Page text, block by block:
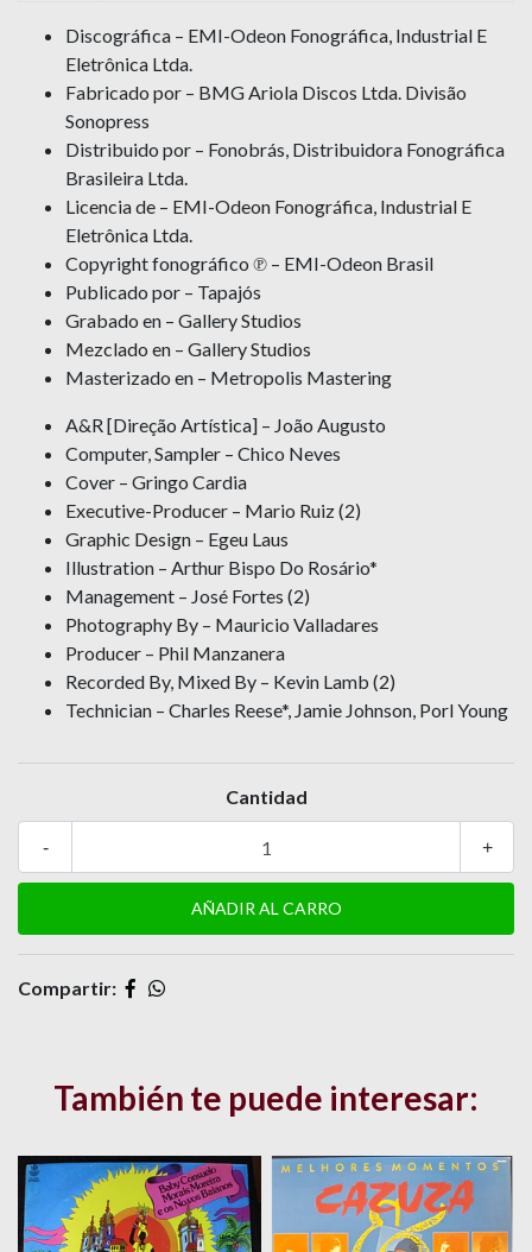
Discográfica – EMI-Odeon Fonográfica, Industrial E
Eletrônica Ltda.
Fabricado por – BMG Ariola Discos Ltda. Divisão
Sonopress
Distribuido por – Fonobrás, Distribuidora Fonográfica
Brasileira Ltda.
Licencia de – EMI-Odeon Fonográfica, Industrial E
Eletrônica Ltda.
Copyright fonográfico ℗ – EMI-Odeon Brasil
Publicado por – Tapajós
Grabado en – Gallery Studios
Mezclado en – Gallery Studios
Masterizado en – Metropolis Mastering
A&R [Direção Artística] – João Augusto
Computer, Sampler – Chico Neves
Cover – Gringo Cardia
Executive-Producer – Mario Ruiz (2)
Graphic Design – Egeu Laus
Illustration – Arthur Bispo Do Rosário*
Management – José Fortes (2)
Photography By – Mauricio Valladares
Producer – Phil Manzanera
Recorded By, Mixed By – Kevin Lamb (2)
Technician – Charles Reese*, Jamie Johnson, Porl Young
Cantidad
+
-
Compartir:
También te puede interesar: